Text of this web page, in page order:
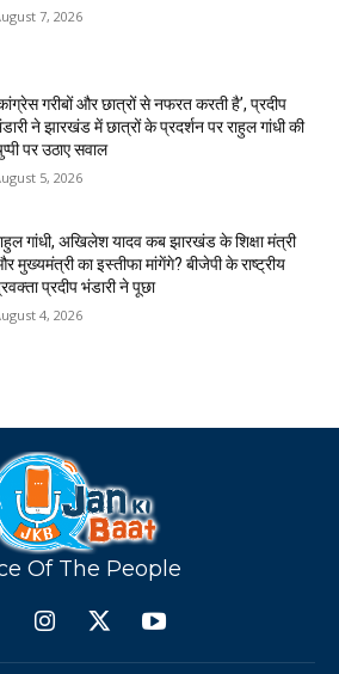
7, 2026
गरीबों और छात्रों से नफरत करती है’, प्रदीप
ने झारखंड में छात्रों के प्रदर्शन पर राहुल गांधी की
पर उठाए सवाल
5, 2026
गांधी, अखिलेश यादव कब झारखंड के शिक्षा मंत्री
मुख्यमंत्री का इस्तीफा मांगेंगे? बीजेपी के राष्ट्रीय
प्रदीप भंडारी ने पूछा
4, 2026
Of The People